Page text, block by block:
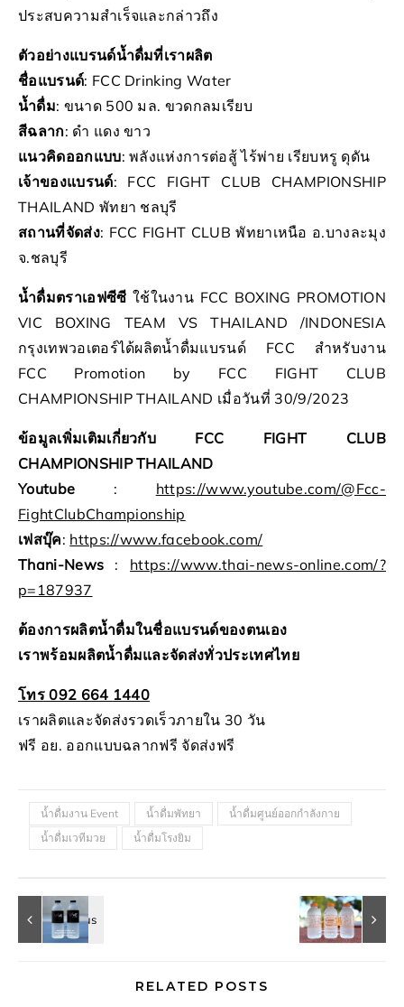
ประสบความสำเร็จและกล่าวถึง
ตัวอย่างแบรนด์น้ำดื่มที่เราผลิต
ชื่อแบรนด์: FCC Drinking Water
น้ำดื่ม: ขนาด 500 มล. ขวดกลมเรียบ
สีฉลาก: ดำ แดง ขาว
แนวคิดออกแบบ: พลังแห่งการต่อสู้ ไร้พ่าย เรียบหรู ดุดัน
เจ้าของแบรนด์: FCC FIGHT CLUB CHAMPIONSHIP
THAILAND พัทยา ชลบุรี
สถานที่จัดส่ง: FCC FIGHT CLUB พัทยาเหนือ อ.บางละมุง
จ.ชลบุรี
น้ำดื่มตราเอฟซีซี ใช้ในงาน FCC BOXING PROMOTION
VIC BOXING TEAM VS THAILAND /INDONESIA
กรุงเทพวอเตอร์ได้ผลิตน้ำดื่มแบรนด์ FCC สำหรับงาน
FCC Promotion by FCC FIGHT CLUB
CHAMPIONSHIP THAILAND เมื่อวันที่ 30/9/2023
ข้อมูลเพิ่มเติมเกี่ยวกับ FCC FIGHT CLUB
CHAMPIONSHIP THAILAND
Youtube : https://www.youtube.com/@Fcc-
FightClubChampionship
เฟสบุ๊ค: https://www.facebook.com/
Thani-News : https://www.thai-news-online.com/?
p=187937
ต้องการผลิตน้ำดื่มในชื่อแบรนด์ของตนเอง
เราพร้อมผลิตน้ำดื่มและจัดส่งทั่วประเทศไทย
โทร 092 664 1440
เราผลิตและจัดส่งรวดเร็วภายใน 30 วัน
ฟรี อย. ออกแบบฉลากฟรี จัดส่งฟรี
น้ำดื่มงาน Event น้ำดื่มพัทยา
น้ำดื่มศูนย์ออกกำลังกาย
น้ำดื่มเวทีมวย
น้ำดื่มโรงยิม
RELATED POSTS